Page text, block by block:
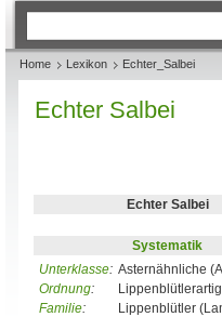
Home Lexikon Echter_Salbei
Echter Salbei
Echter Salbei
Systematik
Unterklasse: Asternähnliche
Ordnung:
Familie:
Lippenblütler